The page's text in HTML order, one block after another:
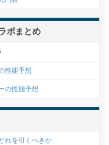
ボまとめ
性能予想
の性能予想
れを引くべきか